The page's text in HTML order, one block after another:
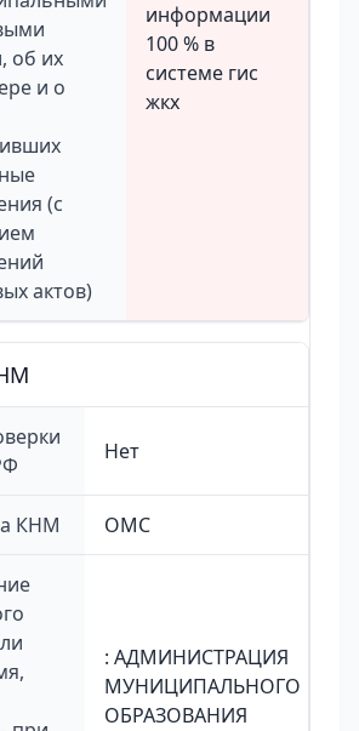
об их
и о
(с
актов)
информации
100 % в
системе гис
жкх
Нет
КНМ ОМС
: АДМИНИСТРАЦИЯ
МУНИЦИПАЛЬНОГО
ОБРАЗОВАНИЯ